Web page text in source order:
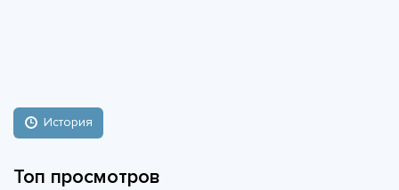
История
Топ просмотров